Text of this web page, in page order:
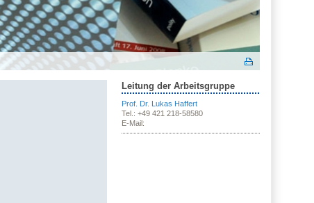
Leitung der Arbeitsgruppe
Prof. Dr. Lukas Haffert
Tel.: +49 421 218-58580
E-Mail: